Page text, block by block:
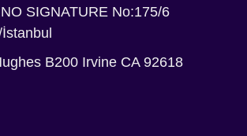
SIGNATURE No:175/6
B200 Irvine CA 92618